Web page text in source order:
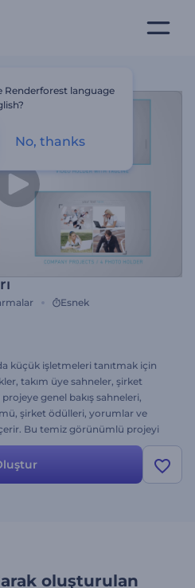
Esnek
küçük işletmeleri tanıtmak için
takım üye sahneler, şirket
genel bakış sahneleri,
şirket ödülleri, yorumlar ve
Bu temiz görünümlü projeyi
sunum yaparken
oluşturulan
Renderforest language
No, thanks